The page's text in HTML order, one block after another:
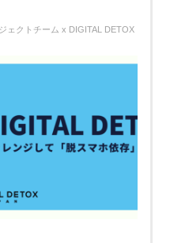
ェクトチーム x DIGITAL DETOX